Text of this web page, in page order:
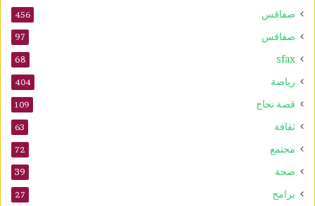
صفاقس 456
صفاقس 97
sfax
68
رياضة 404
قصة نجاح 109
ثقافة 63
مجتمع 72
صحة 39
برامج 27